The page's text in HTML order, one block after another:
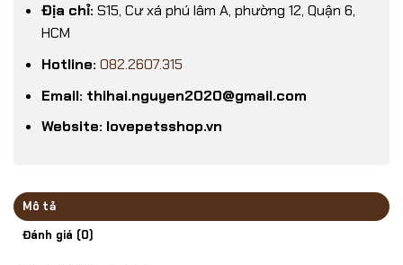
Địa chỉ: S15, Cư xá phú lâm A, phường 12, Quận 6,
HCM
Hotline: 082.2607.315
Email: thihai.nguyen2020@gmail.com
Website: lovepetsshop.vn
Mô tả
Đánh giá (0)